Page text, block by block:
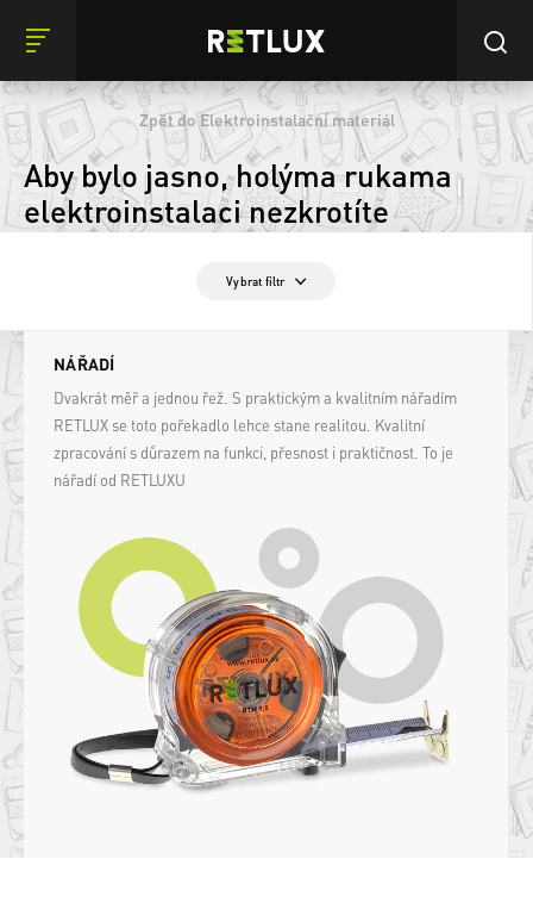
Zpět do Elektroinstalační materiál
Aby bylo jasno, holýma rukama
elektroinstalaci nezkrotíte
Vybrat filtr
NÁŘADÍ
Dvakrát měř a jednou řež. S praktickým a kvalitním nářadím
RETLUX se toto pořekadlo lehce stane realitou. Kvalitní
zpracování s důrazem na funkci, přesnost i praktičnost. To je
nářadí od RETLUXU